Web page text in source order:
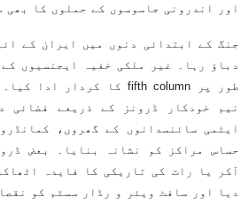
اور اندرونی جاسوسوں کے حملوں کا بھی
جنگ کے ابتدائی دنوں میں ایران کے
دباؤ رہا۔ غیر ملکی خفیہ ایجنسیوں
نیم خودکار ڈرونز کے ذریعے فضائی
ایٹمی سائنسدانوں کے گھروں،
حساس مراکز کو نشانہ بنایا۔ بعض
آکر یا رات کی تاریکی کا فایدہ
دیا اور سافٹ ویئر و رڈار سسٹم کو